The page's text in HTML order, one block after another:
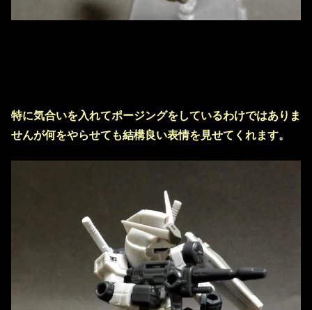
特に気合いを入れてポージングをしているわけではありま
せんが何をやらせても結構良い表情を見せてくれます。